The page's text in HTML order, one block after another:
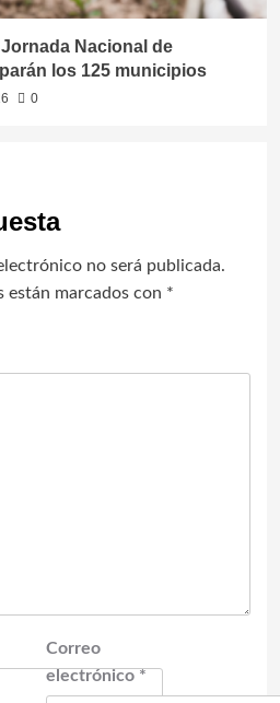
Nacional de
los 125 municipios
0
no será publicada.
están marcados con *
Correo
electrónico *